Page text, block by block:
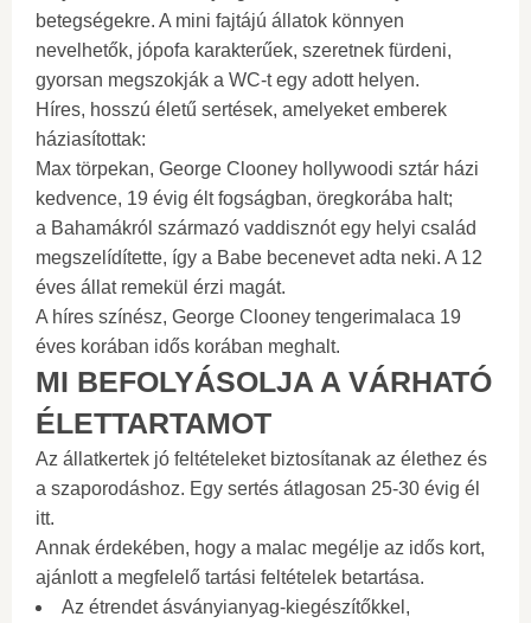
betegségekre. A mini fajtájú állatok könnyen
nevelhetők, jópofa karakterűek, szeretnek fürdeni,
gyorsan megszokják a WC-t egy adott helyen.
Híres, hosszú életű sertések, amelyeket emberek
háziasítottak:
Max törpekan, George Clooney hollywoodi sztár házi
kedvence, 19 évig élt fogságban, öregkorába halt;
a Bahamákról származó vaddisznót egy helyi család
megszelídítette, így a Babe becenevet adta neki. A 12
éves állat remekül érzi magát.
A híres színész, George Clooney tengerimalaca 19
éves korában idős korában meghalt.
MI BEFOLYÁSOLJA A VÁRHATÓ
ÉLETTARTAMOT
Az állatkertek jó feltételeket biztosítanak az élethez és
a szaporodáshoz. Egy sertés átlagosan 25-30 évig él
itt.
Annak érdekében, hogy a malac megélje az idős kort,
ajánlott a megfelelő tartási feltételek betartása.
Az étrendet ásványianyag-kiegészítőkkel,